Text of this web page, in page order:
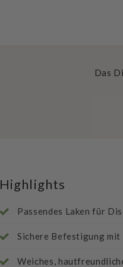
Das
Highlights
Passendes Laken für
Sichere Befestigung
Weiches,